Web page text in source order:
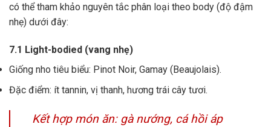
có thể tham khảo nguyên tắc phân loại theo body (độ đậm
nhẹ) dưới đây:
7.1 Light-bodied (vang nhẹ)
Giống nho tiêu biểu: Pinot Noir, Gamay (Beaujolais).
Đặc điểm: ít tannin, vị thanh, hương trái cây tươi.
Kết hợp món ăn: gà nướng, cá hồi áp